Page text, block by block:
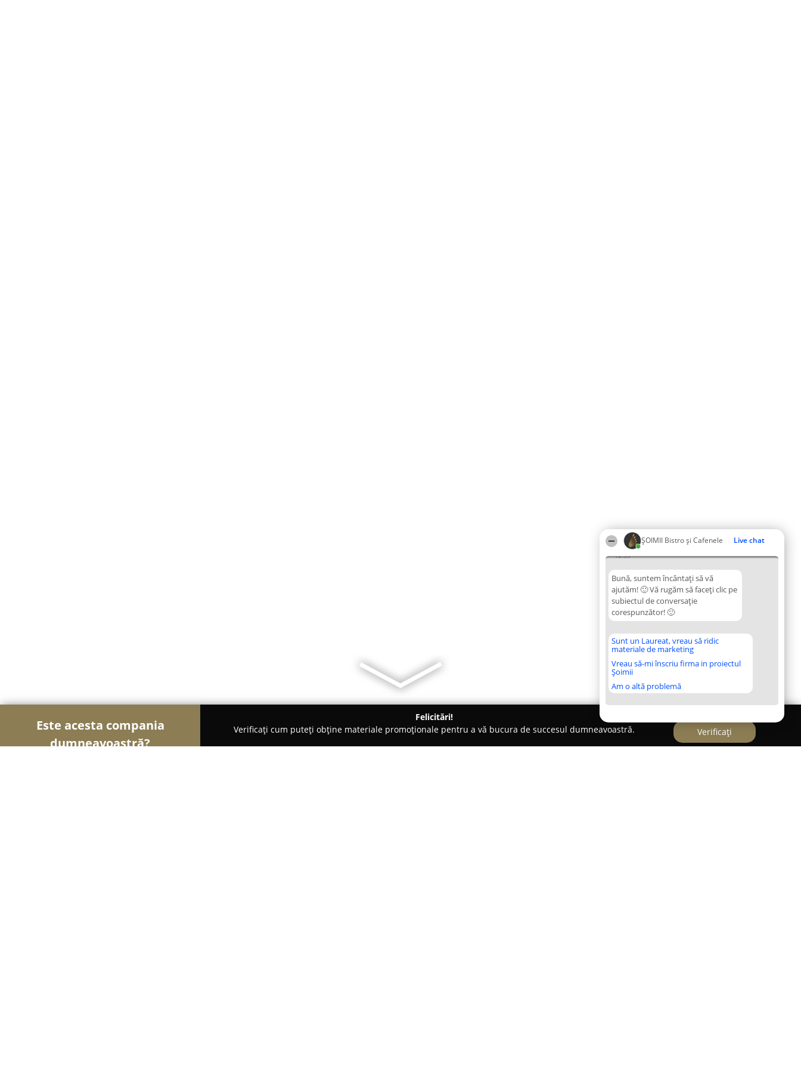
ȘOIMII Bistro și Cafenele Live chat
12:35
Bună, suntem încântați să vă
ajutăm! 🙂 Vă rugăm să faceți clic pe
subiectul de conversație
corespunzător! 🙂
Sunt un Laureat, vreau să ridic
materiale de marketing
Vreau să-mi înscriu firma in proiectul
Șoimii
Am o altă problemă
Este acesta compania
dumneavoastră?
Felicitări!
Verificați cum puteți obține materiale promoționale pentru a vă bucura de succesul dumneavoastră.
Verificați